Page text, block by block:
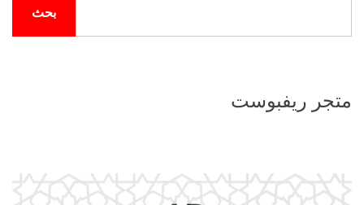
بحث
متجر ريفبوست